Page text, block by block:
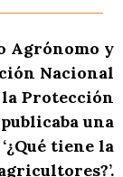
Agrónomo y
Nacional
Protección
publicaba una
tiene la